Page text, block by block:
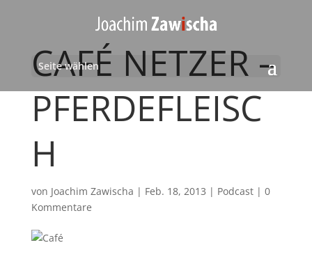
Seite wählen
CAFÉ NETZER –
PFERDEFLEISC
H
von Joachim Zawischa | Feb. 18, 2013 | Podcast| 0
Kommentare